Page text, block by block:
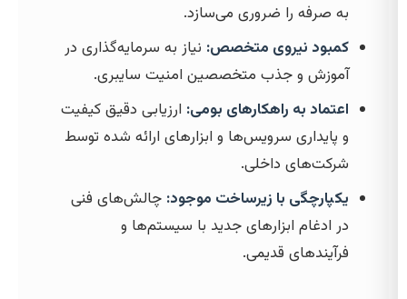
به صرفه را ضروری می‌سازد.
کمبود نیروی متخصص: نیاز به سرمایه‌گذاری در
آموزش و جذب متخصصین امنیت سایبری.
اعتماد به راهکارهای بومی: ارزیابی دقیق کیفیت
و پایداری سرویس‌ها و ابزارهای ارائه شده توسط
شرکت‌های داخلی.
یکپارچگی با زیرساخت موجود: چالش‌های فنی
در ادغام ابزارهای جدید با سیستم‌ها و
فرآیندهای قدیمی.